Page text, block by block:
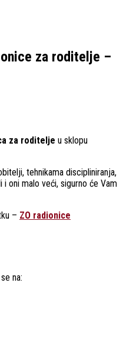
za roditelje –
za roditelje u sklopu
tehnikama discipliniranja,
oni malo veći, sigurno će Vam
– ZO radionice
na: